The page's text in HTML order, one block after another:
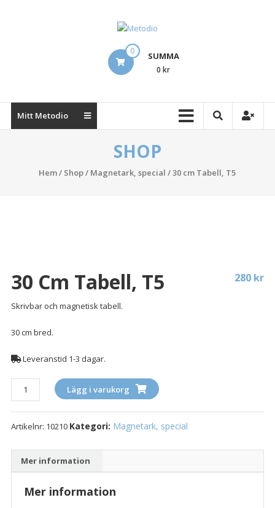
Management
Boards
0 SUMMA
0 kr
Mitt Metodio
SHOP
Hem/ Shop/ Magnetark, special / 30 cm Tabell, T5
30 Cm Tabell, T5 280 kr
Skrivbar och magnetisk tabell.
30 cm bred.
Leveranstid 1-3 dagar.
cm
Tabell,
T5
Lägg i varukorg
Artikelnr: 10210 Kategori: Magnetark, special
Mer information
Mer information